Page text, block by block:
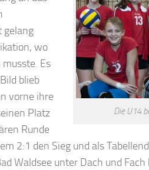
Die U14
gelang
wo
Es
blieb
vorne ihre
Platz
Runde
2:1 den Sieg und als
Waldsee unter Dach und Fach